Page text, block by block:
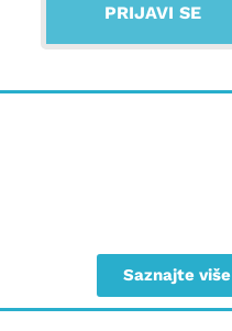
PRIJAVI SE
Saznajte više